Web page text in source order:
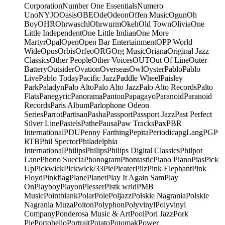
CorporationNumber One EssentialsNumero
UnoNYJOOasisOBEOdeOdeonOffen MusicOgunOh
BoyOHROhrwaschlOhrwurmOkehOld TownOliviaOne
Little IndependentOne Little IndianOne More
MartyrOpalOpenOpen Bar EntertainmentOPP World
WideOpusOrbisOrfeoORGOrg MusicOrianaOriginal Jazz
ClassicsOther PeopleOther VoicesOUTOut Of LineOuter
BatteryOutsiderOvationOverseasOwlOysterPabloPablo
LivePablo TodayPacific JazzPaddle WheelPaisley
ParkPaladynPalo AltoPalo Alto JazzPalo Alto RecordsPalto
FlatsPanegyricPanoramaPantonPapagayoParanoidParanoid
RecordsParis AlbumParlophone Odeon
SeriesParrotPartisanPashaPassportPassport JazzPast Perfect
Silver LinePastelsPathePausaPaw TracksPaxPBR
InternationalPDUPenny FarthingPepitaPeriodicapgLangPGP
RTBPhil SpectorPhiladelphia
InternationalPhilipsPhilipsPhilips Digital ClassicsPhilpot
LanePhono SueciaPhonogramPhontasticPiano PianoPiasPick
UpPickwickPickwick/33PiePieaterPilzPink ElephantPink
FloydPinkflagPlanePlanetPlay It Again SamPlay
OnPlayboyPlayonPlesserPlstk wrldPMB
MusicPointblankPolarPolePoljazzPolskie NagraniaPolskie
Nagrania MuzaPoltonPolyphonPolyvinylPolyvinyl
CompanyPonderosa Music & ArtPoolPori JazzPork
PiePortobelloPortraitPotatoPotomakPower